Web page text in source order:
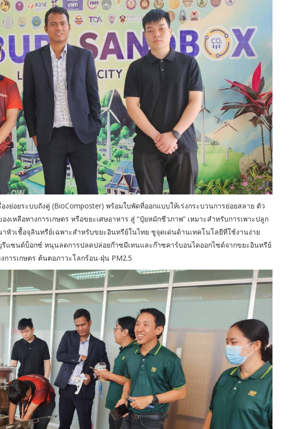
ย่อยระบบถังคู่ (BioComposter) พร้อมใบพัดที่ออกแบบให้เร่งกระบวนการย่อยสลาย ตัว
งเหลือทางการเกษตร หรือขยะเศษอาหาร สู่ “ปุ๋ยหมักชีวภาพ” เหมาะสำหรับการเพาะปลูก
หัวเชื้อจุลินทรีย์เฉพาะสำหรับขยะอินทรีย์ในไทย ชูจุดเด่นด้านเทคโนโลยีที่ใช้งานง่าย
แซนด์บ็อกซ์ หนุนลดการปลดปล่อยก๊าซมีเทนและก๊าซคาร์บอนไดออกไซด์จากขยะอินทรีย์
ารเกษตร ต้นตอภาวะโลกร้อน-ฝุ่น PM2.5